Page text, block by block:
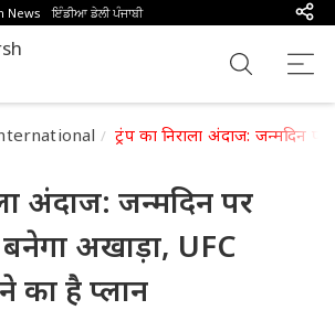
News ਇੰਡੀਆ ਡੇਲੀ ਪੰਜਾਬੀ
ट्रंप का निराला अंदाज: जन्मदिन
अंदाज: जन्मदिन पर
बनेगा अखाड़ा, UFC
का है प्लान